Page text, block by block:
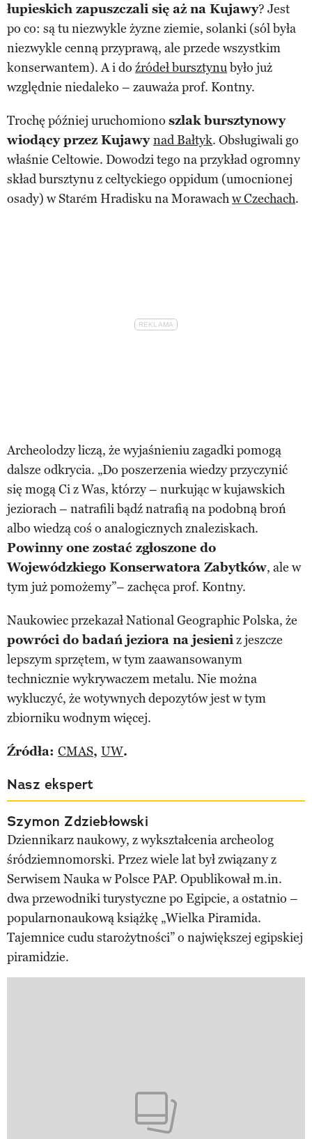
łupieskich zapuszczali się aż na Kujawy? Jest
po co: są tu niezwykle żyzne ziemie, solanki (sól była
niezwykle cenną przyprawą, ale przede wszystkim
konserwantem). A i do źródeł bursztynubyło już
względnie niedaleko – zauważa prof. Kontny.
Trochę później uruchomiono szlak bursztynowy
wiodący przez Kujawynad Bałtyk. Obsługiwali go
właśnie Celtowie. Dowodzi tego na przykład ogromny
skład bursztynu z celtyckiego oppidum (umocnionej
osady) w Starém Hradisku na Morawachw Czechach.
Archeolodzy liczą, że wyjaśnieniu zagadki pomogą
dalsze odkrycia. „Do poszerzenia wiedzy przyczynić
się mogą Ci z Was, którzy – nurkując w kujawskich
jeziorach – natrafili bądź natrafią na podobną broń
albo wiedzą coś o analogicznych znaleziskach.
Powinny one zostać zgłoszone do
Wojewódzkiego Konserwatora Zabytków, ale w
tym już pomożemy”– zachęca prof. Kontny.
Naukowiec przekazał National Geographic Polska, że
powróci do badań jeziora na jesieniz jeszcze
lepszym sprzętem, w tym zaawansowanym
technicznie wykrywaczem metalu. Nie można
wykluczyć, że wotywnych depozytów jest w tym
zbiorniku wodnym więcej.
Źródła: CMAS, UW.
Nasz ekspert
Szymon Zdziebłowski
Dziennikarz naukowy, z wykształcenia archeolog
śródziemnomorski. Przez wiele lat był związany z
Serwisem Nauka w Polsce PAP. Opublikował m.in.
dwa przewodniki turystyczne po Egipcie, a ostatnio –
popularnonaukową książkę „Wielka Piramida.
Tajemnice cudu starożytności” o największej egipskiej
piramidzie.